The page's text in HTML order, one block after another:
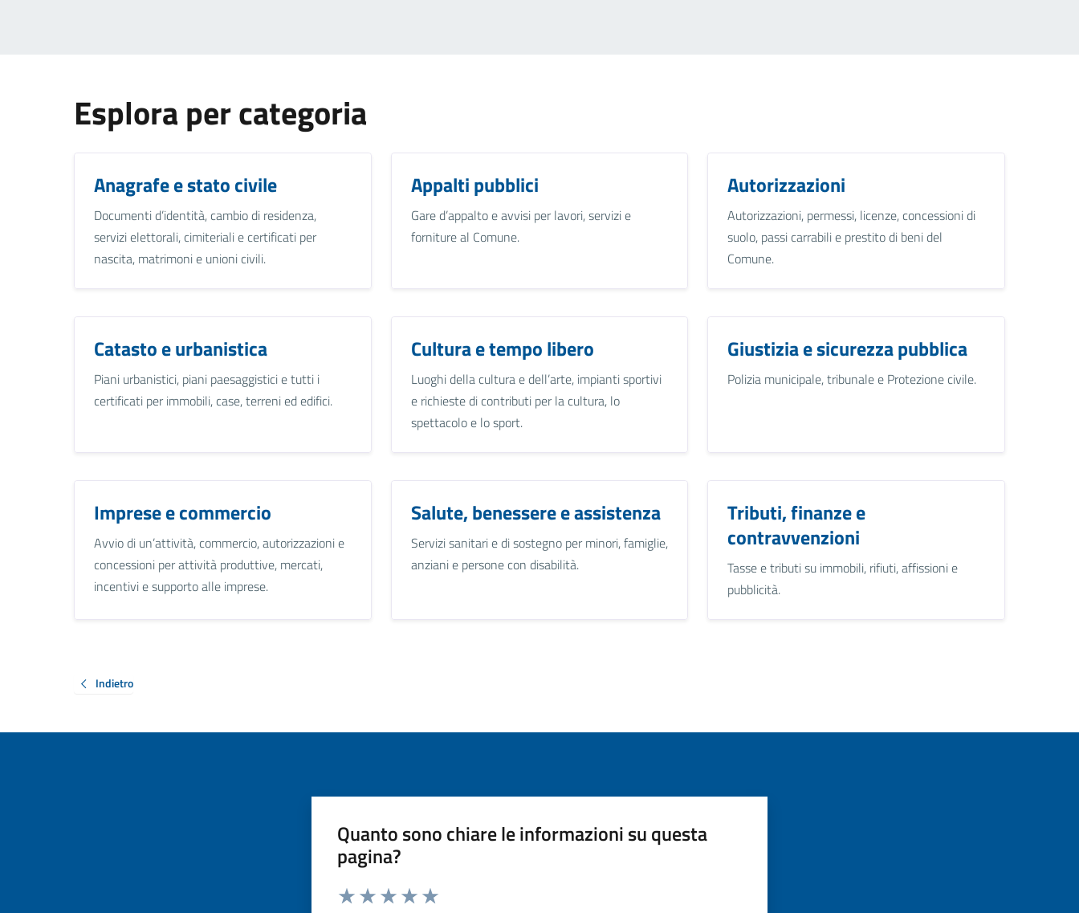
Esplora per categoria
Anagrafe e stato civile
Documenti d’identità, cambio di residenza,
servizi elettorali, cimiteriali e certificati per
nascita, matrimoni e unioni civili.
Appalti pubblici
Gare d’appalto e avvisi per lavori, servizi e
forniture al Comune.
Autorizzazioni
Autorizzazioni, permessi, licenze, concessioni di
suolo, passi carrabili e prestito di beni del
Comune.
Catasto e urbanistica
Piani urbanistici, piani paesaggistici e tutti i
certificati per immobili, case, terreni ed edifici.
Cultura e tempo libero
Luoghi della cultura e dell’arte, impianti sportivi
e richieste di contributi per la cultura, lo
spettacolo e lo sport.
Giustizia e sicurezza pubblica
Polizia municipale, tribunale e Protezione civile.
Imprese e commercio
Avvio di un’attività, commercio, autorizzazioni e
concessioni per attività produttive, mercati,
incentivi e supporto alle imprese.
Salute, benessere e assistenza
Servizi sanitari e di sostegno per minori, famiglie,
anziani e persone con disabilità.
Tributi, finanze e
contravvenzioni
Tasse e tributi su immobili, rifiuti, affissioni e
pubblicità.
Indietro
Quanto sono chiare le informazioni su questa
pagina?
Valuta da 1 a 5 stelle la pagina